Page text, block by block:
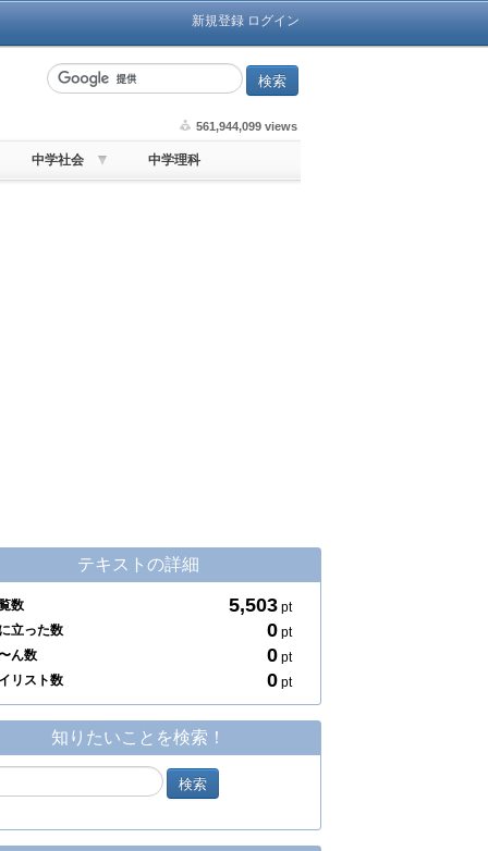
新規登録 ログイン
561,944,099 views
中学社会 中学理科
テキストの詳細
数 5,503 pt
立った数
0 pt
ん数
0 pt
リスト数
0 pt
知りたいことを検索！